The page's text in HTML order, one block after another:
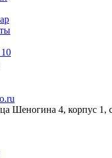
Шеногина 4, корпус 1,